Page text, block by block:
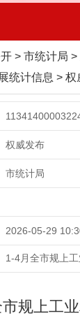
> 市统计局 >
统计信息 > 权
权威发布
市统计局
2026-05-29
1-4月全市规上
市规上工